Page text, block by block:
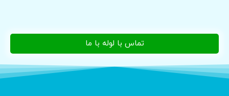
تماس با لوله با ما